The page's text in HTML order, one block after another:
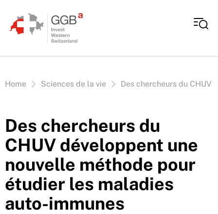
Vous êtes ici:
Home Sciences de la vie Des chercheurs du CHUV
Des chercheurs du
CHUV développent une
nouvelle méthode pour
étudier les maladies
auto-immunes